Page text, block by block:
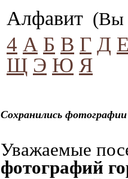
Алфавит (Вы
4 А Б В Г Д
Щ Э Ю Я
Сохранились
Уважаемые
фотографий